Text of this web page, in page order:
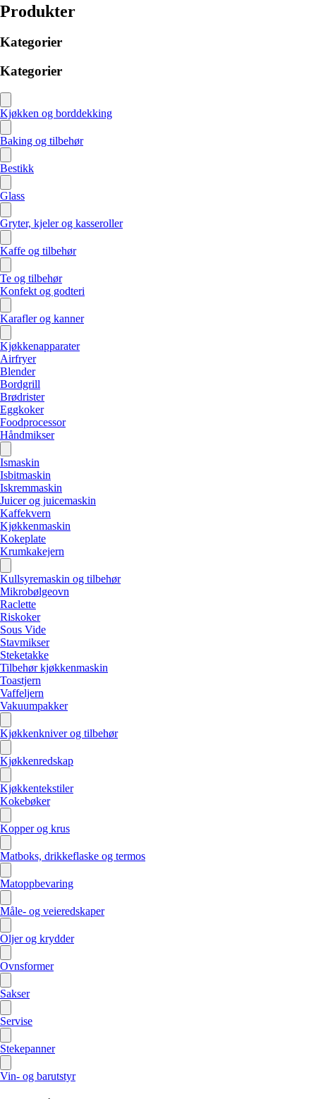
Produkter
Kategorier
Kategorier
Kjøkken og borddekking
Baking og tilbehør
Bestikk
Glass
Gryter, kjeler og kasseroller
Kaffe og tilbehør
Te og tilbehør
Konfekt og godteri
Karafler og kanner
Kjøkkenapparater
Airfryer
Blender
Bordgrill
Brødrister
Eggkoker
Foodprocessor
Håndmikser
Ismaskin
Isbitmaskin
Iskremmaskin
Juicer og juicemaskin
Kaffekvern
Kjøkkenmaskin
Kokeplate
Krumkakejern
Kullsyremaskin og tilbehør
Mikrobølgeovn
Raclette
Riskoker
Sous Vide
Stavmikser
Steketakke
Tilbehør kjøkkenmaskin
Toastjern
Vaffeljern
Vakuumpakker
Kjøkkenkniver og tilbehør
Kjøkkenredskap
Kjøkkentekstiler
Kokebøker
Kopper og krus
Matboks, drikkeflaske og termos
Matoppbevaring
Måle- og veieredskaper
Oljer og krydder
Ovnsformer
Sakser
Servise
Stekepanner
Vin- og barutstyr